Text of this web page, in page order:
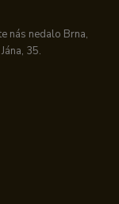
nás nedalo Brna,
35.